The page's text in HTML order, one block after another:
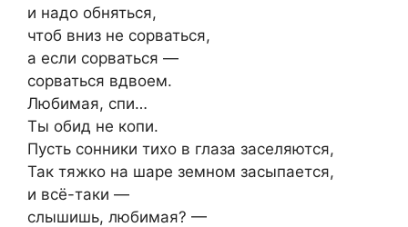
и надо обняться,
чтоб вниз не сорваться,
а если сорваться —
сорваться вдвоем.
Любимая, спи…
Ты обид не копи.
Пусть сонники тихо в глаза заселяются,
Так тяжко на шаре земном засыпается,
и всё-таки —
слышишь, любимая? —